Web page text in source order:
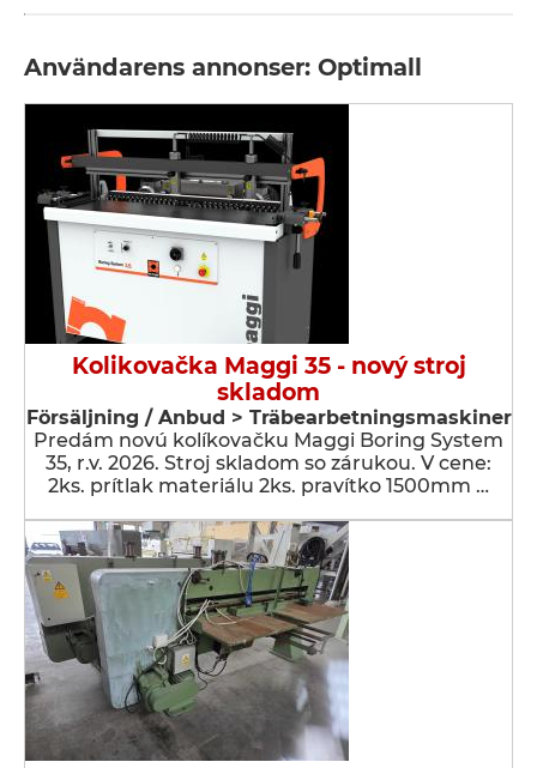
Användarens annonser: Optimall
Kolikovačka Maggi 35 - nový stroj
skladom
Försäljning / Anbud > Träbearbetningsmaskiner
Predám novú kolíkovačku Maggi Boring System
35, r.v. 2026. Stroj skladom so zárukou. V cene:
2ks. prítlak materiálu 2ks. pravítko 1500mm …